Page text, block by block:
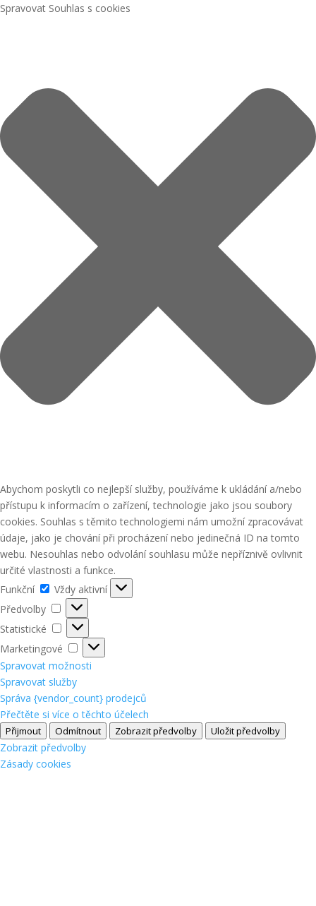
Spravovat Souhlas s cookies
Abychom poskytli co nejlepší služby, používáme k ukládání a/nebo
přístupu k informacím o zařízení, technologie jako jsou soubory
cookies. Souhlas s těmito technologiemi nám umožní zpracovávat
údaje, jako je chování při procházení nebo jedinečná ID na tomto
webu. Nesouhlas nebo odvolání souhlasu může nepříznivě ovlivnit
určité vlastnosti a funkce.
Funkční
Funkční
Vždy aktivní
Předvolby
Předvolby
Statistické
Statistické
Marketingové
Marketingové
Spravovat možnosti
Spravovat služby
Správa {vendor_count} prodejců
Přečtěte si více o těchto účelech
Přijmout Odmítnout Zobrazit předvolby Uložit předvolby
Zobrazit předvolby
Zásady cookies